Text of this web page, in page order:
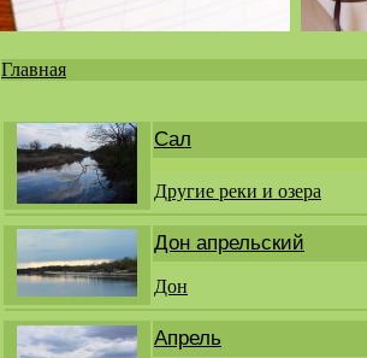
здесь
Главная
Сал
Другие реки и озера
Дон апрельский
Дон
Апрель